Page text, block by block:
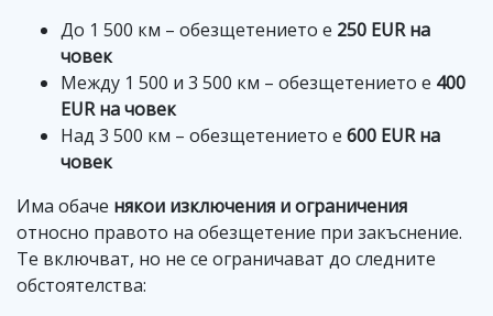
До 1 500 км – обезщетението е 250 EUR на
човек
Между 1 500 и 3 500 км – обезщетението е 400
EUR на човек
Над 3 500 км – обезщетението е 600 EUR на
човек
Има обаче някои изключения и ограничения
относно правото на обезщетение при закъснение.
Те включват, но не се ограничават до следните
обстоятелства: